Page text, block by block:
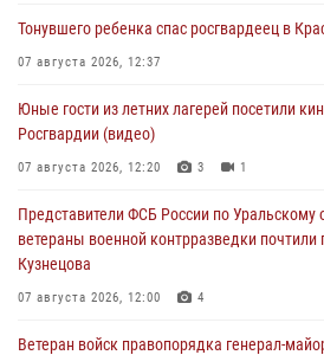
Тонувшего ребенка спас росгвардеец в
07 августа 2026, 12:37
Юные гости из летних лагерей посетили
Росгвардии (видео)
07 августа 2026, 12:20 3 1
Представители ФСБ России по Уральскому
ветераны военной контрразведки
Кузнецова
07 августа 2026, 12:00 4
Ветеран войск правопорядка генерал-